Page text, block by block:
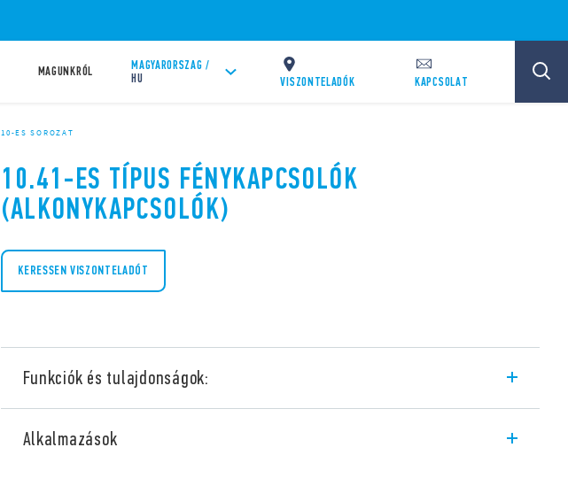
MAGUNKRÓL
MAGYARORSZAG /
HU
VISZONTELADÓK KAPCSOLAT
10-ES SOROZAT
10.41-ES TÍPUS FÉNYKAPCSOLÓK
(ALKONYKAPCSOLÓK)
KERESSEN VISZONTELADÓT
Funkciók és tulajdonságok:
berendezések megvilágítástól függő vezérlésére alkalmazhatók. Két
Alkalmazások